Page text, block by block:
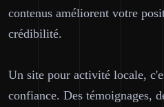
contenus améliorent votre
crédibilité.
Un site pour activité locale,
confiance. Des témoignages,